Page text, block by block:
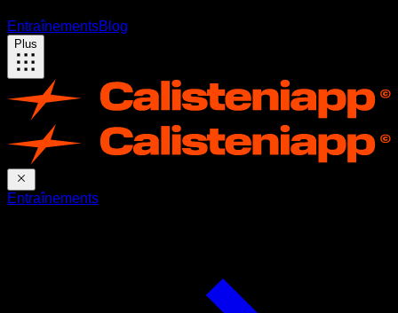
EntraînementsBlog
Plus
Entraînements